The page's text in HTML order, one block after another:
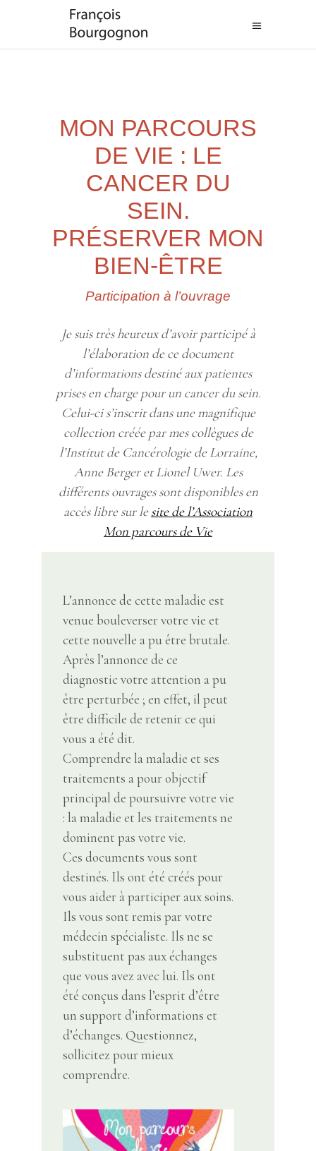
MON PARCOURS
DE VIE : LE
CANCER DU
SEIN.
PRÉSERVER MON
BIEN-ÊTRE
Participation à l’ouvrage
Je suis très heureux d’avoir participé à
l’élaboration de ce document
d’informations destiné aux patientes
prises en charge pour un cancer du sein.
Celui-ci s’inscrit dans une magnifique
collection créée par mes collègues de
l’Institut de Cancérologie de Lorraine,
Anne Berger et Lionel Uwer. Les
différents ouvrages sont disponibles en
accès libre sur lesite de l’Association
Mon parcours de Vie
L’annonce de cette maladie est
venue bouleverser votre vie et
cette nouvelle a pu être brutale.
Après l’annonce de ce
diagnostic votre attention a pu
être perturbée ; en effet, il peut
être difficile de retenir ce qui
vous a été dit.
Comprendre la maladie et ses
traitements a pour objectif
principal de poursuivre votre vie
: la maladie et les traitements ne
dominent pas votre vie.
​Ces documents vous sont
destinés. Ils ont été créés pour
vous aider à participer aux soins.
Ils vous sont remis par votre
médecin spécialiste. Ils ne se
substituent pas aux échanges
que vous avez avec lui. Ils ont
été conçus dans l’esprit d’être
un support d’informations et
d’échanges. Questionnez,
sollicitez pour mieux
comprendre.